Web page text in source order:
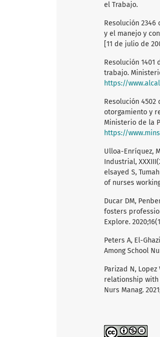
el Trabajo.
Resolución
y el manejo y
[11 de julio de
Resolución
trabajo.
https://
Resolución
otorgamiento y
Ministerio de la
https://
Ulloa-Enríquez,
Industrial,
elsayed S,
of nurses
Ducar DM,
fosters
Explore.
Peters A, El-
Among School
Parizad N, Lopez
relationship with
Nurs Manag.